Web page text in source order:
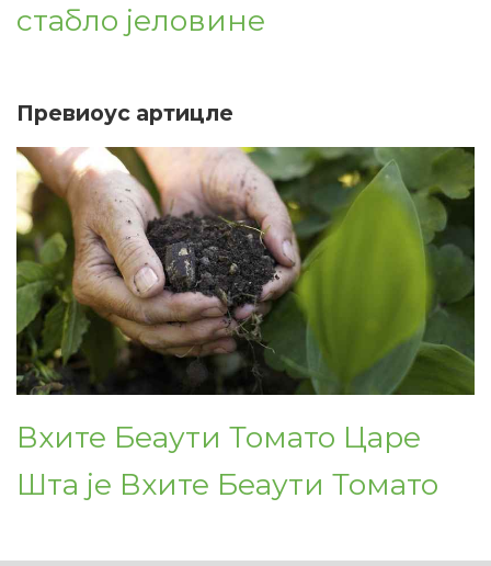
стабло јеловине
Превиоус артицле
Вхите Беаути Томато Царе
Шта је Вхите Беаути Томато